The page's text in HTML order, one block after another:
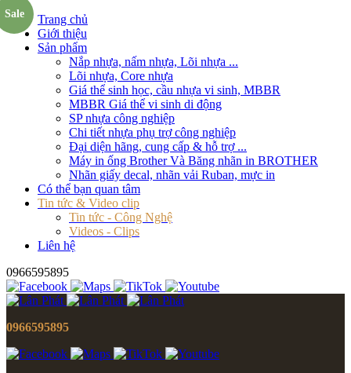
Trang chủ
Giới thiệu
Sản phẩm
Nắp nhựa, nấm nhựa, Lõi nhựa ...
Lõi nhựa, Core nhựa
Giá thể sinh học, cầu nhựa vi sinh, MBBR
MBBR Giá thể vi sinh di động
SP nhựa công nghiệp
Chi tiết nhựa phụ trợ công nghiệp
Đại diện hãng, cung cấp & hỗ trợ ...
Máy in ống Brother Và Băng nhãn in BROTHER
Nhãn giấy decal, nhãn vải Ruban, mực in
Có thể bạn quan tâm
Tin tức & Video clip
Tin tức - Công Nghệ
Videos - Clips
Liên hệ
0966595895
0966595895
Sale